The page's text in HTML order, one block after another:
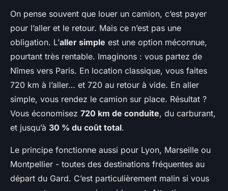
On pense souvent que louer un camion, c’est payer
pour l’aller et le retour. Mais ce n’est pas une
obligation. L’aller simple est une option méconnue,
pourtant très rentable. Imaginons : vous partez de
Nîmes vers Paris. En location classique, vous faites
720 km à l’aller… et 720 au retour à vide. En aller
simple, vous rendez le camion sur place. Résultat ?
Vous économisez 720 km de conduite, du carburant,
et jusqu’à 30 % du coût total.
Le principe fonctionne aussi pour Lyon, Marseille ou
Montpellier - toutes des destinations fréquentes au
départ du Gard. C’est particulièrement malin si vous